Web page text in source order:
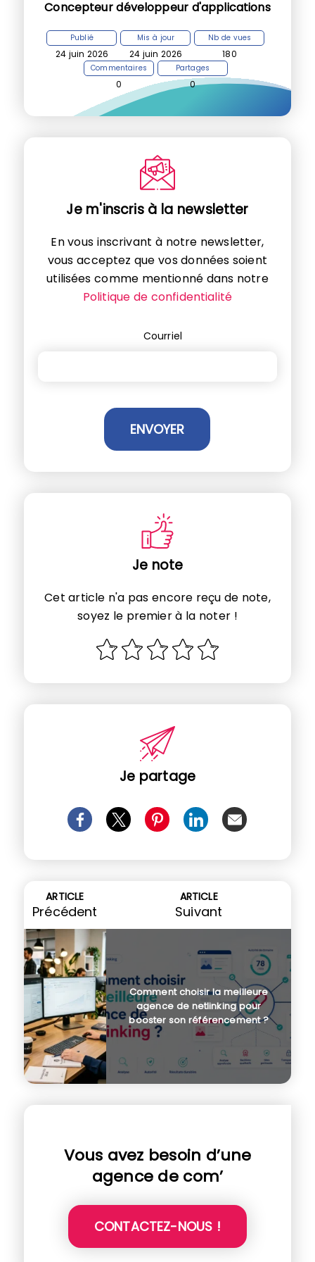
Concepteur développeur d'applications
Publié
24 juin 2026
Mis à jour
24 juin 2026
Nb de vues
180
Commentaires
0
Partages
0
Je m'inscris à la newsletter
En vous inscrivant à notre newsletter,
vous acceptez que vos données soient
utilisées comme mentionné dans notre
Politique de confidentialité
Courriel
Je note
Cet article n'a pas encore reçu de note,
soyez le premier à la noter !
Je partage
ARTICLE
Précédent
ARTICLE
Suivant
Comment choisir la meilleure
agence de netlinking pour
booster son référencement ?
Vous avez besoin d’une
agence de com’
CONTACTEZ-NOUS !